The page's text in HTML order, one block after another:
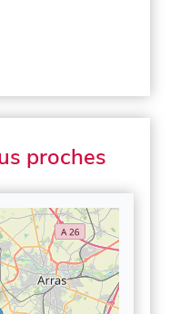
proches